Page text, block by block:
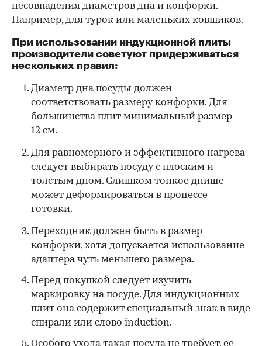
несовпадения диаметров дна и конфорки.
Например, для турок или маленьких ковшиков.
При использовании индукционной плиты
производители советуют придерживаться
нескольких правил:
Диаметр дна посуды должен
соответствовать размеру конфорки. Для
большинства плит минимальный размер
12 см.
Для равномерного и эффективного нагрева
следует выбирать посуду с плоским и
толстым дном. Слишком тонкое днище
может деформироваться в процессе
готовки.
Переходник должен быть в размер
конфорки, хотя допускается использование
адаптера чуть меньшего размера.
Перед покупкой следует изучить
маркировку на посуде. Для индукционных
плит она содержит специальный знак в виде
спирали или слово induction.
Особого ухода такая посуда не требует, ее